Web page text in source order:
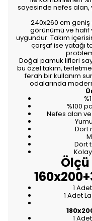
sayesinde nefes alan,
240x260 cm
görünümü ve hafif
uygundur. Takım
çarşaf ise yatağı
Doğal pamuk lifleri
bu özel takım,
ferah bir kullanım
odalarında
%100
Nefes alan
Dört
Dört
1
1 Adet
1